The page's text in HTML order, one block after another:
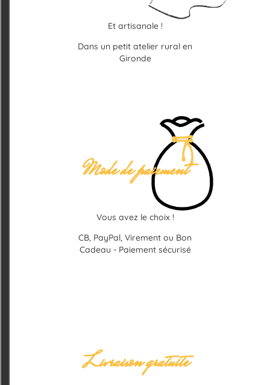
Et artisanale !
Dans un petit atelier rural en
Gironde
Mode de paiement
Vous avez le choix !
CB, PayPal, Virement ou Bon
Cadeau - Paiement sécurisé
Livraison gratuite